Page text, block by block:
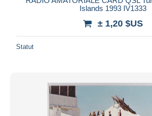
Islands 1993 IV1333
± 1,20 $US
Statut